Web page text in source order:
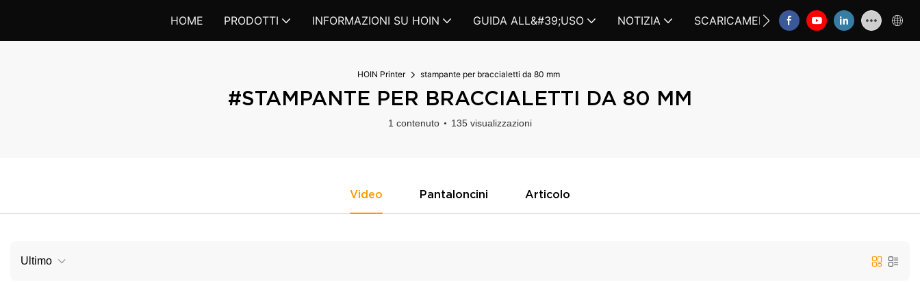
HOME PRODOTTI INFORMAZIONI SU HOIN GUIDA ALL&#39;USO NOTIZIA SCARICAMENTO CONTATTACI
HOIN Printer stampante per braccialetti da 80 mm
#STAMPANTE PER BRACCIALETTI DA 80 MM
1 contenuto 135 visualizzazioni
Video Pantaloncini Articolo
Ultimo